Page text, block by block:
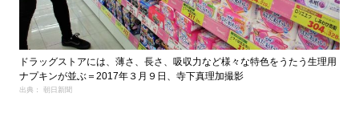
ドラッグストアには、薄さ、長さ、吸収力など様々な特色をうたう生理用
ナプキンが並ぶ＝2017年３月９日、寺下真理加撮影
出典： 朝日新聞